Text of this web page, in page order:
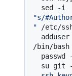
"s/
" /etc/
/bin/bash
su git